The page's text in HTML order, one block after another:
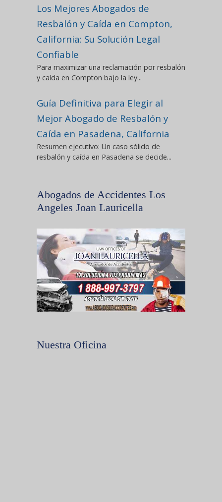
Los Mejores Abogados de
Resbalón y Caída en Compton,
California: Su Solución Legal
Confiable
Para maximizar una reclamación por resbalón
y caída en Compton bajo la ley...
Guía Definitiva para Elegir al
Mejor Abogado de Resbalón y
Caída en Pasadena, California
Resumen ejecutivo: Un caso sólido de
resbalón y caída en Pasadena se decide...
Abogados de Accidentes Los
Angeles Joan Lauricella
Nuestra Oficina